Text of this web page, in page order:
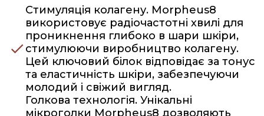
Стимуляція колагену. Morpheus8
використовує радіочастотні хвилі для
проникнення глибоко в шари шкіри,
стимулюючи виробництво колагену.
Цей ключовий білок відповідає за тонус
та еластичність шкіри, забезпечуючи
молодий і свіжий вигляд.
Голкова технологія. Унікальні
мікроголки Morpheus8 дозволяють